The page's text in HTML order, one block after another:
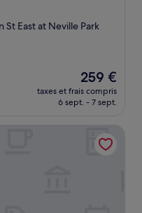
East at Neville Park
Le
nouveau
prix
de
259 €
259 €
taxes et frais compris
6 sept. - 7 sept.